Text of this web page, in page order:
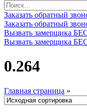
Заказать обратный
Заказать обратный
Вызвать замерщика
Вызвать замерщика
0.264
Главная страница »